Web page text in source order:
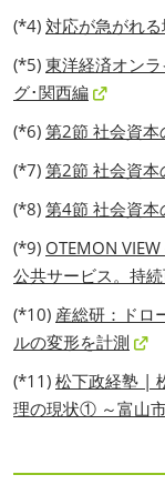
(*4) 対応が急がれ
(*5) 東洋経済オン
グ･関西編
(*6) 第2節 社会資
(*7) 第2節 社会資
(*8) 第4節 社会資
(*9) OTEMON
公共サービス。持
(*10) 産総研：ドロ
ルの変形を計測
(*11) 松下政経塾 |
理の現状① ～富山